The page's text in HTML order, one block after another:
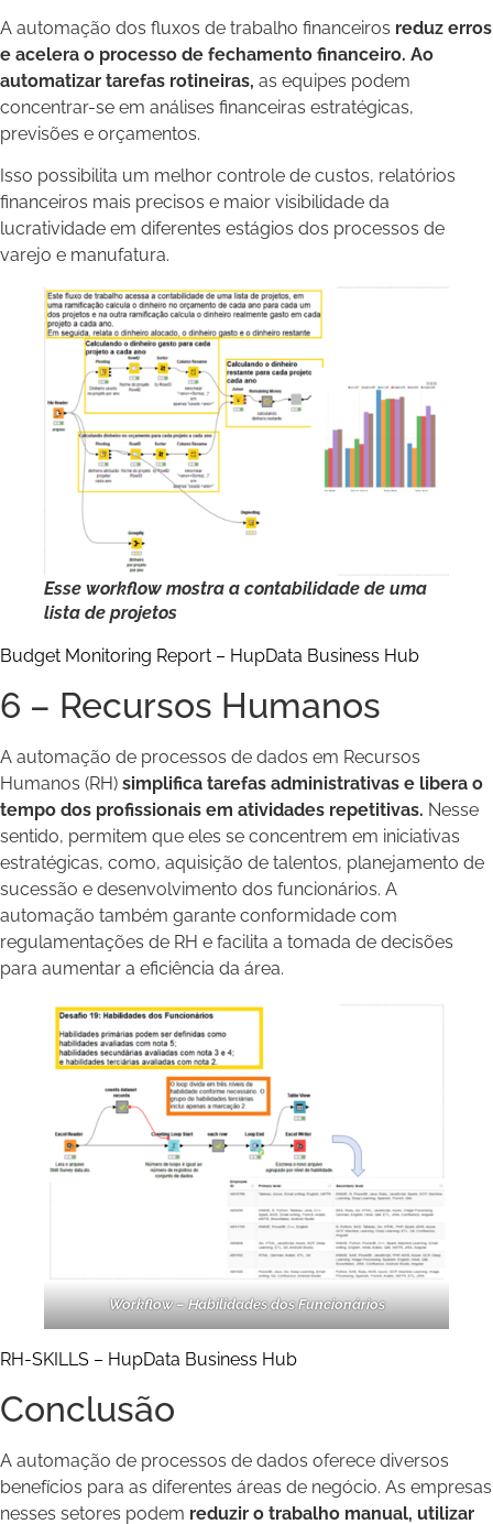
A automação dos fluxos de trabalho financeiros reduz erros
e acelera o processo de fechamento financeiro. Ao
automatizar tarefas rotineiras, as equipes podem
concentrar-se em análises financeiras estratégicas,
previsões e orçamentos.
Isso possibilita um melhor controle de custos, relatórios
financeiros mais precisos e maior visibilidade da
lucratividade em diferentes estágios dos processos de
varejo e manufatura.
Esse workflow mostra a contabilidade de uma
lista de projetos
Budget Monitoring Report – HupData Business Hub
6 – Recursos Humanos
A automação de processos de dados em Recursos
Humanos (RH) simplifica tarefas administrativas e libera o
tempo dos profissionais em atividades repetitivas. Nesse
sentido, permitem que eles se concentrem em iniciativas
estratégicas, como, aquisição de talentos, planejamento de
sucessão e desenvolvimento dos funcionários. A
automação também garante conformidade com
regulamentações de RH e facilita a tomada de decisões
para aumentar a eficiência da área.
Workflow – Habilidades dos Funcionários
RH-SKILLS – HupData Business Hub
Conclusão
A automação de processos de dados oferece diversos
benefícios para as diferentes áreas de negócio. As empresas
nesses setores podem reduzir o trabalho manual, utilizar